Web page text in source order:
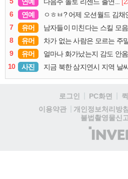
6
연예 ㅇㅎㅂ? 어제 오션월드 김채
7
유머 남자들이 미친다는 스킬 모음
8
유머 차가 없는 사람은 모르는 주
9
유머 얼마나 화가났는지 감도 안옴
10
사진 지금 북한 삼지연시 지역 날
로그인 PC화면
이용약관
개인정보처리방침
불법촬영물신
(주)
인